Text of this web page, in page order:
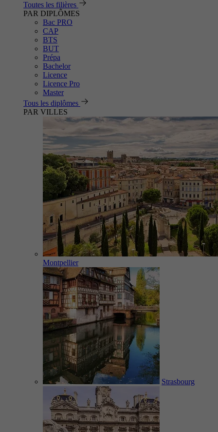
Toutes les filières
PAR DIPLÔMES
Bac PRO
CAP
BTS
BUT
Prépa
Bachelor
Licence
Licence Pro
Master
Tous les diplômes
PAR VILLES
Montpellier
Strasbourg